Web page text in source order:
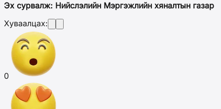
Эх сурвалж: Нийслэлийн Мэргэжлийн хяналтын газар
Хуваалцах:
0